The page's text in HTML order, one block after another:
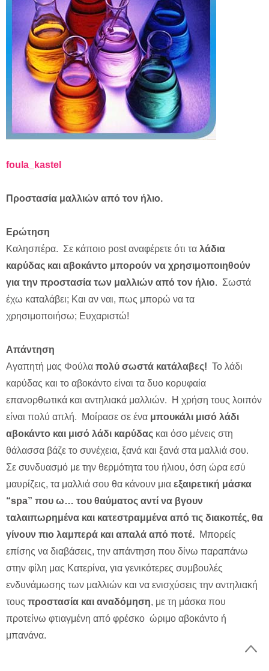
foula_kastel
Προστασία μαλλιών από τον ήλιο.
Ερώτηση
Καλησπέρα. Σε κάποιο post αναφέρετε ότι τα λάδια
καρύδας και αβοκάντο μπορούν να χρησιμοποιηθούν
για την προστασία των μαλλιών από τον ήλιο. Σωστά
έχω καταλάβει; Και αν ναι, πως μπορώ να τα
χρησιμοποιήσω; Ευχαριστώ!
Απάντηση
Αγαπητή μας Φούλα πολύ σωστά κατάλαβες! Το λάδι
καρύδας και το αβοκάντο είναι τα δυο κορυφαία
επανορθωτικά και αντηλιακά μαλλιών. Η χρήση τους λοιπόν
είναι πολύ απλή. Μοίρασε σε ένα μπουκάλι μισό λάδι
αβοκάντο και μισό λάδι καρύδας και όσο μένεις στη
θάλασσα βάζε το συνέχεια, ξανά και ξανά στα μαλλιά σου.
Σε συνδυασμό με την θερμότητα του ήλιου, όση ώρα εσύ
μαυρίζεις, τα μαλλιά σου θα κάνουν μια εξαιρετική μάσκα
“spa” που ω… του θαύματος αντί να βγουν
ταλαιπωρημένα και κατεστραμμένα από τις διακοπές, θα
γίνουν πιο λαμπερά και απαλά από ποτέ. Μπορείς
επίσης να διαβάσεις, την απάντηση που δίνω παραπάνω
στην φίλη μας Κατερίνα, για γενικότερες συμβουλές
ενδυνάμωσης των μαλλιών και να ενισχύσεις την αντηλιακή
τους προστασία και αναδόμηση, με τη μάσκα που
προτείνω φτιαγμένη από φρέσκο ώριμο αβοκάντο ή
μπανάνα.